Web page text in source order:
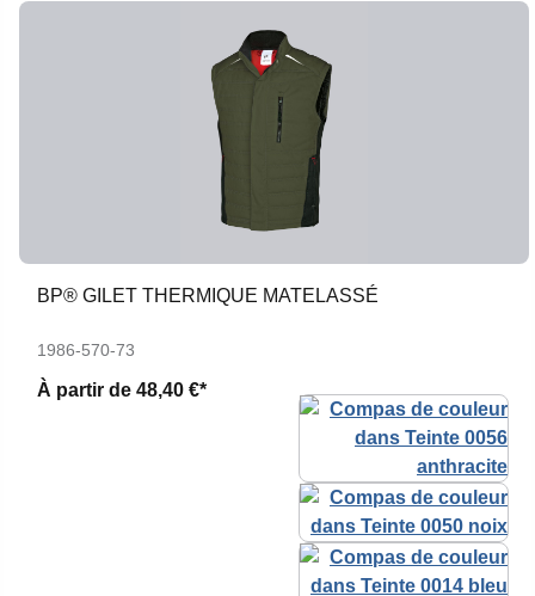
BP® GILET THERMIQUE MATELASSÉ
1986-570-73
À partir de 48,40 €*